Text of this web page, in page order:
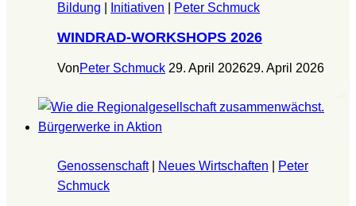
Bildung Initiativen Peter Schmuck
WINDRAD-WORKSHOPS 2026
VonPeter Schmuck 29. April 202629. April 2026
Genossenschaft| Neues Wirtschaften
Peter
Schmuck